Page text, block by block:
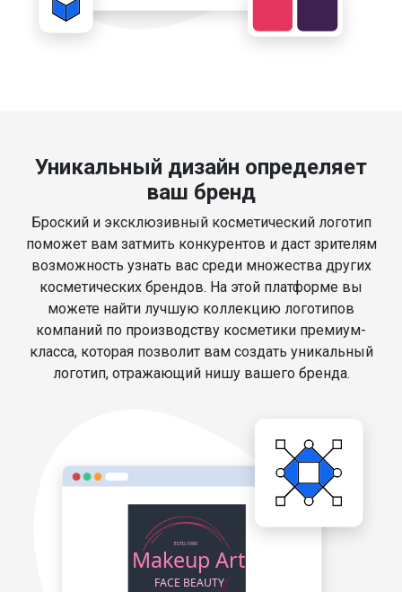
Уникальный дизайн определяет
ваш бренд
Броский и эксклюзивный косметический логотип
поможет вам затмить конкурентов и даст зрителям
возможность узнать вас среди множества других
косметических брендов. На этой платформе вы
можете найти лучшую коллекцию логотипов
компаний по производству косметики премиум-
класса, которая позволит вам создать уникальный
логотип, отражающий нишу вашего бренда.